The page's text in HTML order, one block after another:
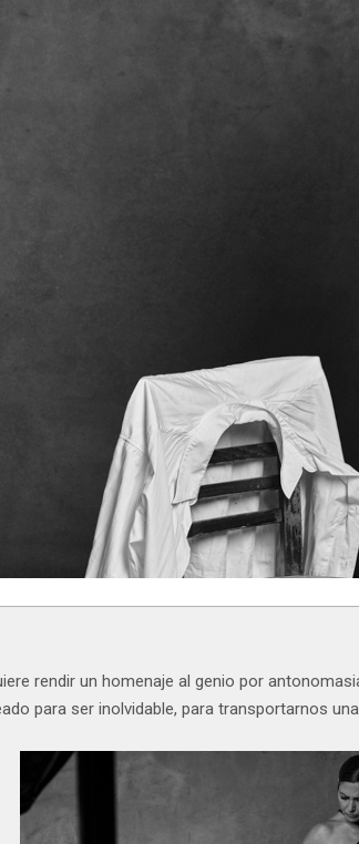
rendir un homenaje al genio por
para ser inolvidable, para transportarnos